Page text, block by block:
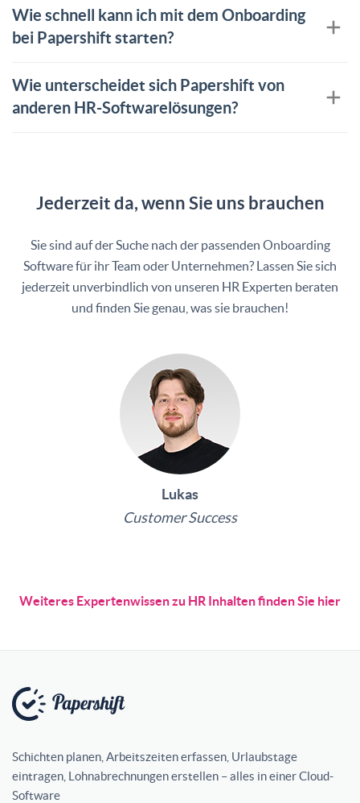
Wie schnell kann ich mit dem Onboarding
bei Papershift starten?
Wie unterscheidet sich Papershift von
anderen HR-Softwarelösungen?
Jederzeit da, wenn Sie uns brauchen
Sie sind auf der Suche nach der passenden Onboarding
Software für ihr Team oder Unternehmen? Lassen Sie sich
jederzeit unverbindlich von unseren HR Experten beraten
und finden Sie genau, was sie brauchen!
Lukas
Customer Success
Weiteres Expertenwissen zu HR Inhalten finden Sie hier
Schichten planen, Arbeitszeiten erfassen, Urlaubstage
eintragen, Lohnabrechnungen erstellen – alles in einer Cloud-
Software